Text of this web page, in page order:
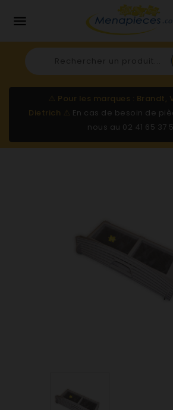

⚠️ Pour les marques : Brandt,
Dietrich ⚠️ En cas de besoin de
nous au 02 41 65 37